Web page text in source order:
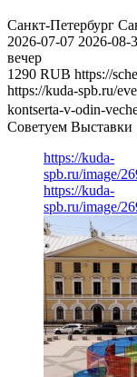
Санкт-Петербург
2026-07-07 2026-08-
вечер
1290 RUB https://
https://kuda-spb.ru/
kontserta-v-odin-
Советуем Выставки
https://kuda-
spb.ru/image/
https://kuda-
spb.ru/image/